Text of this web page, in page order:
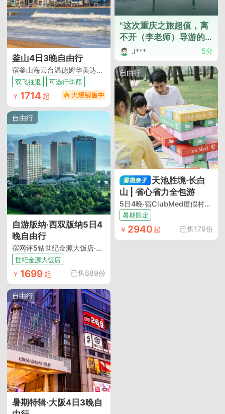
釜山4日3晚自由行
宿釜山海云台温德姆华美达安可酒店（海滨温泉度假胜地）
双飞往返 可选行李额
￥ 1714 起
自由行
自游版纳·西双版纳5日4
晚自由行
宿网评5钻世纪金源大饭店·（酒店含双早 舒享泳池/位置优越近多个景点/揽澜沧江景/步行可达江边夜市+含上海往返西双版纳机票+手提7kg托运10kg行李额）
世纪金源大饭店
￥ 1699 起 已售889份
自由行
暑期特辑·大阪4日3晚自
"这次重庆之旅超值，离
不开（李老师）导游的
专业素养，行程安排的
非常合理。仙女山的
雪，武隆的天生三桥，
816的神秘，李子坝的独
特，洪崖洞的灯火，重
庆的夜景……吃的好，住
的好，行千里知广大。"
J*** 5分
自由行
天池胜境·长白
山 | 省心省力全包游
5日4晚·宿ClubMed度假村酒店（全天餐食+酒店内温泉+丰富活动+儿童俱乐部+当地接送机）
暑期限定
￥ 2940 起 已售179份